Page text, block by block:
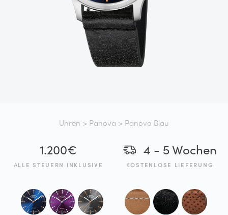
Uhren > Panova > Panova Blau
1.200€
ALLE STEUERN INKLUSIVE
4 - 5 Wochen
KOSTENLOSE LIEFERUNG